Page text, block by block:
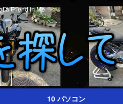
a Friend in Me
10 パソコン